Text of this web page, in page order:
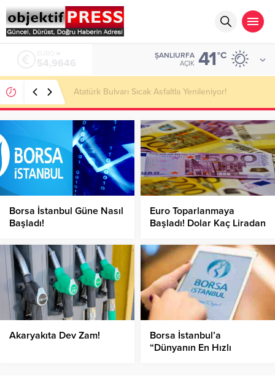
6.488,95
ŞANLIURFA
AÇIK 41°C
Temmuzda IPARD III Kapsamında 634,3 Milyon Lira
Hibe Ödemesi Yapıldı!
Borsa İstanbul Güne Nasıl
Başladı!
Euro Toparlanmaya
Başladı! Dolar Kaç Liradan
Akaryakıta Dev Zam!
Borsa İstanbul’a
“Dünyanın En Hızlı